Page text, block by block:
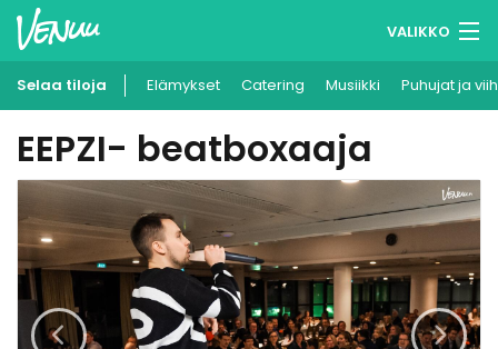
VALIKKO
Muistilistasi
Kirjaudu
Suomi
Ilmoita kohteesi
Selaa tiloja Elämykset Catering Musiikki Puhujat ja
EEPZI- beatboxaaja